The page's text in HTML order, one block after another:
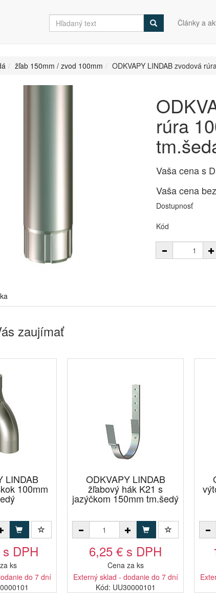
Články a
žľab 150mm / zvod 100mm ODKVAPY LINDAB zvodová
rúra
Vaša cena s
Vaša cena
Dostupnosť
Kód
zaujímať
LINDAB
100mm
DPH
ks
do 7 dní
ODKVAPY LINDAB
žľabový hák K21 s
jazýčkom 150mm tm.šedý
6,25 € s DPH
Cena za ks
Externý sklad - dodanie do 7 dní
Kód: UU30000101